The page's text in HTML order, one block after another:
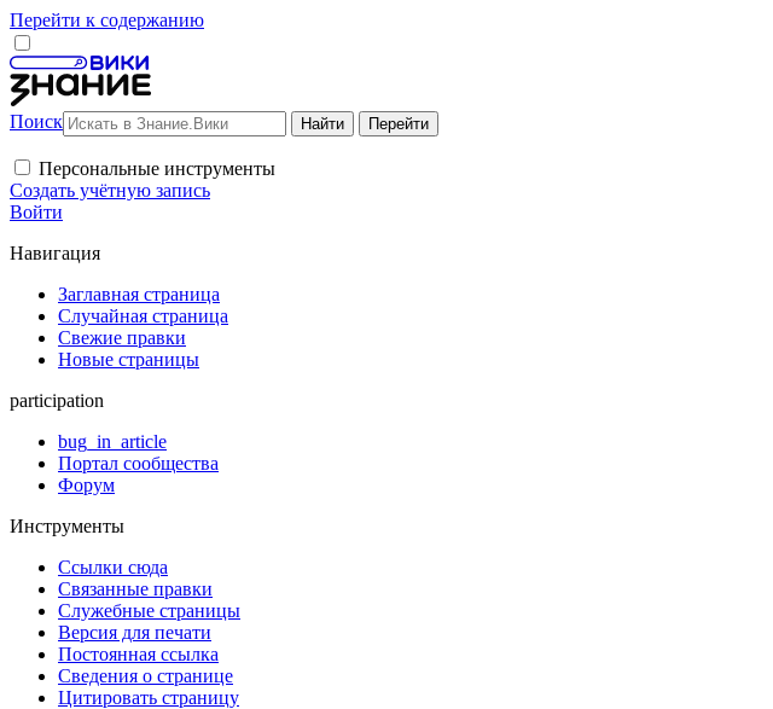
Перейти к содержанию
Поиск
Персональные инструменты
Создать учётную запись
Войти
Навигация
Заглавная страница
Случайная страница
Свежие правки
Новые страницы
participation
bug_in_article
Портал сообщества
Форум
Инструменты
Ссылки сюда
Связанные правки
Служебные страницы
Версия для печати
Постоянная ссылка
Сведения о странице
Цитировать страницу